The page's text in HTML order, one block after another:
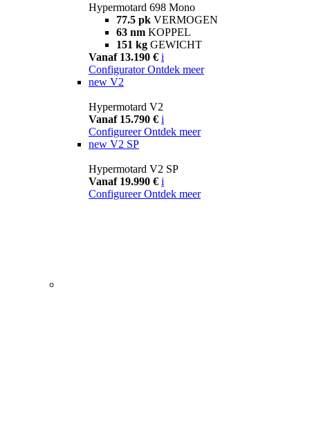
Hypermotard 698 Mono
77.5 pk VERMOGEN
63 nm KOPPEL
151 kg GEWICHT
Vanaf 13.190 € i
Configurator Ontdek meer
new V2
Hypermotard V2
Vanaf 15.790 € i
Configureer Ontdek meer
new V2 SP
Hypermotard V2 SP
Vanaf 19.990 € i
Configureer Ontdek meer